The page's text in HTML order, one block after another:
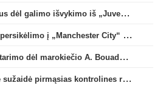
G. Bremeris paneigė gandus dėl galimo išvykimo iš „Juventus“ klubo
G. Rulli – per žingsnį nuo persikėlimo į „Manchester City“ klubą
„Man City“ artėja link susitarimo dėl marokiečio A. Bouaddi persikėlimo
Vaikinų U15 rinktinė Taline sužaidė pirmąsias kontrolines rungtynes